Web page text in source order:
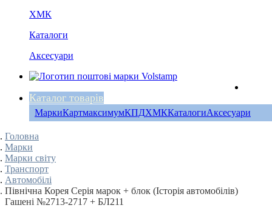
ХМК
Каталоги
Аксесуари
Каталог товарів
МаркиКартмаксимумКПДХМККаталогиАксесуари
Головна
Марки
Марки світу
Транспорт
Автомобілі
Північна Корея Серія марок + блок (Історія автомобілів)
Гашені №2713-2717 + БЛ211